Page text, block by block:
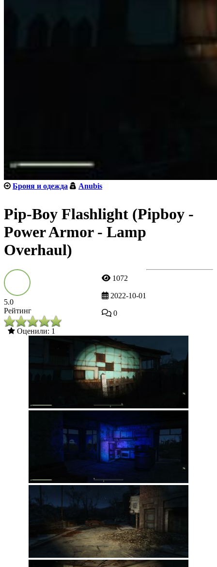
Броня и одежда Anubis
Pip-Boy Flashlight (Pipboy -
Power Armor - Lamp
Overhaul)
5.0
Рейтинг
Оценили: 1
1072
2022-10-01
0